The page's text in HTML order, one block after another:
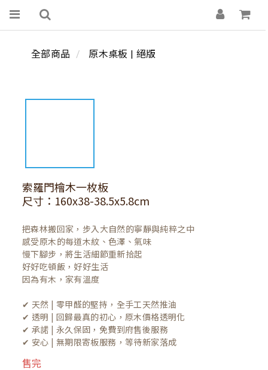
全部商品 原木桌板 | 絕版
索羅門檜木一枚板
尺寸：160x38-38.5x5.8cm
把森林搬回家，步入大自然的寧靜與純粹之中
感受原木的每道木紋、色澤、氣味
慢下腳步，將生活細節重新拾起
好好吃頓飯，好好生活
因為有木，家有溫度
✔ 天然 | 零甲醛的堅持，全手工天然推油
✔ 透明 | 回歸最真的初心，原木價格透明化
✔ 承諾 | 永久保固，免費到府售後服務
✔ 安心 | 無期限寄板服務，等待新家落成
售完